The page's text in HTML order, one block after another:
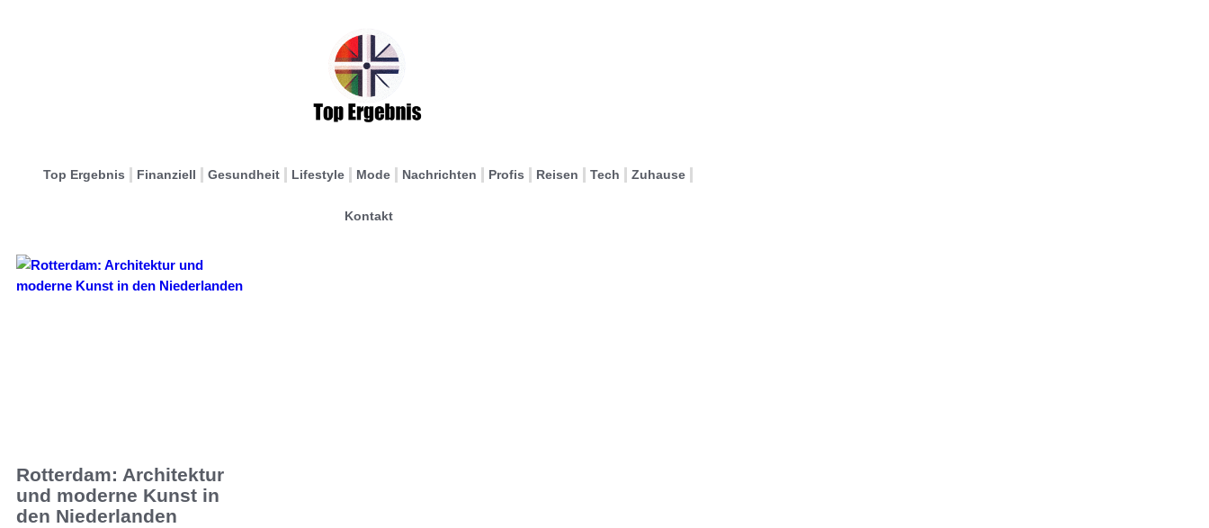
Top Ergebnis Finanziell Gesundheit Lifestyle Mode Nachrichten Profis Reisen Tech Zuhause
Kontakt
Rotterdam: Architektur
und moderne Kunst in
den Niederlanden